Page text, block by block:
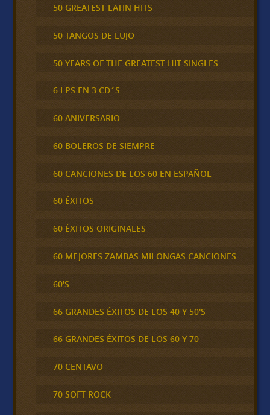
50 GREATEST LATIN HITS
50 TANGOS DE LUJO
50 YEARS OF THE GREATEST HIT SINGLES
6 LPS EN 3 CD´S
60 ANIVERSARIO
60 BOLEROS DE SIEMPRE
60 CANCIONES DE LOS 60 EN ESPAÑOL
60 ÉXITOS
60 ÉXITOS ORIGINALES
60 MEJORES ZAMBAS MILONGAS CANCIONES
60'S
66 GRANDES ÉXITOS DE LOS 40 Y 50'S
66 GRANDES ÉXITOS DE LOS 60 Y 70
70 CENTAVO
70 SOFT ROCK